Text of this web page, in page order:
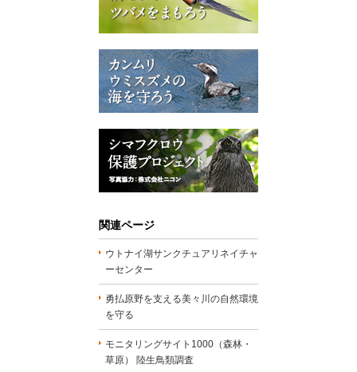
関連ページ
ウトナイ湖サンクチュアリネイチャ
ーセンター
勇払原野を支える美々川の自然環境
を守る
モニタリングサイト1000（森林・
草原） 陸生鳥類調査